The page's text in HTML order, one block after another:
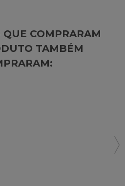
QUE COMPRARAM
TAMBÉM